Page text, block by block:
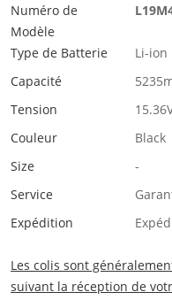
Numéro de
Modèle
Type de Batterie
Li-ion
Capacité
Tension
Couleur
Black
Size
-
Service
Expédition
Les colis sont
suivant la réception de